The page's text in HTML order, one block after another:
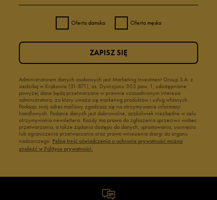
Oferta damska Oferta męska
Administratorem danych osobowych jest Marketing Investment Group S.A. z
siedzibą w Krakowie (31-871), os. Dywizjonu 303 paw. 1, udostępnione
powyżej dane będą przetwarzane w prawnie uzasadnionym interesie
administratora, za który uważa się marketing produktów i usług własnych.
Podając swój adres mailowy zgadzasz się na otrzymywanie informacji
handlowych. Podanie danych jest dobrowolne, aczkolwiek niezbędne w celu
otrzymywania newslettera. Każdy ma prawo do zgłoszenia sprzeciwu wobec
przetwarzania, a także żądania dostępu do danych, sprostowania, usunięcia
lub ograniczenia przetwarzania oraz prawo wniesienia skargi do organu
nadzorczego. Pełną treść oświadczenia o ochronie prywatności można
znaleźć w Polityce prywatności.
ZAPISZ SIĘ